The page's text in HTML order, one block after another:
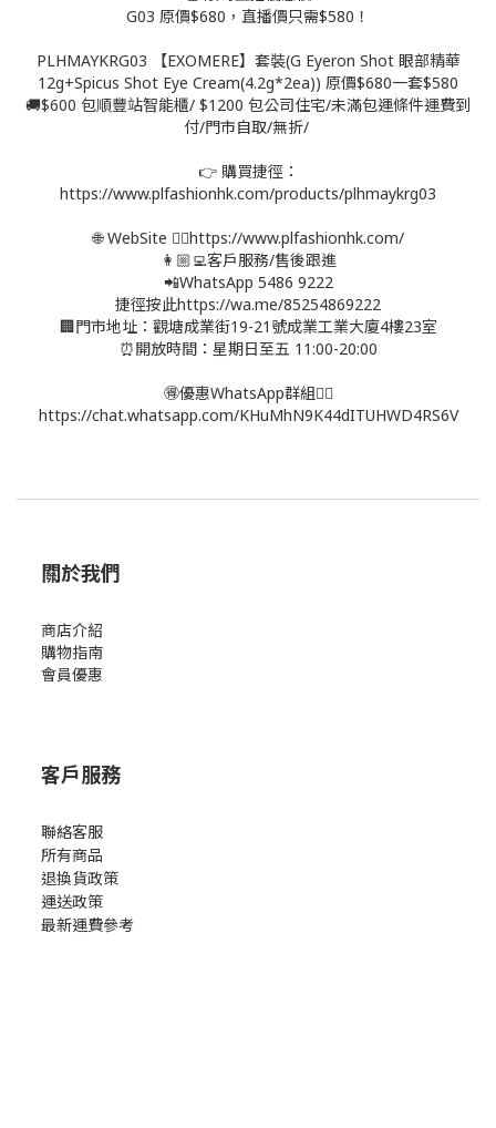
G03 原價$680，直播價只需$580！
PLHMAYKRG03 【EXOMERE】套裝(G Eyeron Shot 眼部精華
12g+Spicus Shot Eye Cream(4.2g*2ea)) 原價$680一套$580
🚚$600 包順豐站智能櫃/ $1200 包公司住宅/未滿包運條件運費到
付/門市自取/無折/
👉 購買捷徑：
https://www.plfashionhk.com/products/plhmaykrg03
🌐 WebSite 👉🏻https://www.plfashionhk.com/
👩🏼‍💻客戶服務/售後跟進
📲WhatsApp 5486 9222
捷徑按此https://wa.me/85254869222
🏢門市地址：觀塘成業街19-21號成業工業大廈4樓23室
⏰開放時間：星期日至五 11:00-20:00
🉐優惠WhatsApp群組👉🏻
https://chat.whatsapp.com/KHuMhN9K44dITUHWD4RS6V
關於我們
商店介紹
購物指南
會員優惠
客戶服務
聯絡客服
所有商品
退換貨政策
運送政策
最新運費參考